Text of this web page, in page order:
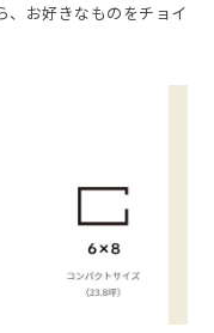
、お好きなものをチョイ